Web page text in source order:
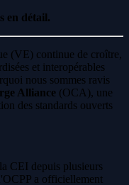
en détail.
(VE) continue de croître,
et interopérables
nous sommes ravis
Alliance (OCA), une
des standards ouverts
CEI depuis plusieurs
a officiellement